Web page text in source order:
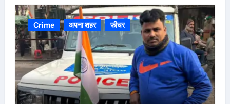
Crime अपना शहर फीचर